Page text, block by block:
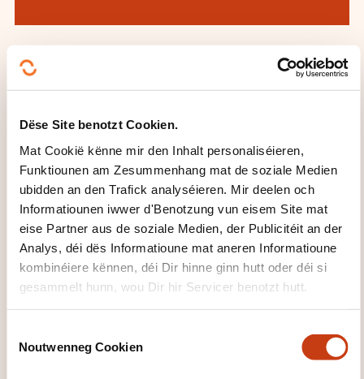
Dëse Site benotzt Cookien.
Mat Cookië kënne mir den Inhalt personaliséieren,
Funktiounen am Zesummenhang mat de soziale Medien
ubidden an den Trafick analyséieren. Mir deelen och
Informatiounen iwwer d'Benotzung vun eisem Site mat
eise Partner aus de soziale Medien, der Publicitéit an der
Analys, déi dës Informatioune mat aneren Informatioune
kombinéiere kënnen, déi Dir hinne ginn hutt oder déi si
gesammelt hunn, wou Dir hir Servicer benotzt hutt.
Noutwenneg Cookien
DËS FORMATIOUNE KÉINTEN
FR
Workshop - Créer votre
principes de base de